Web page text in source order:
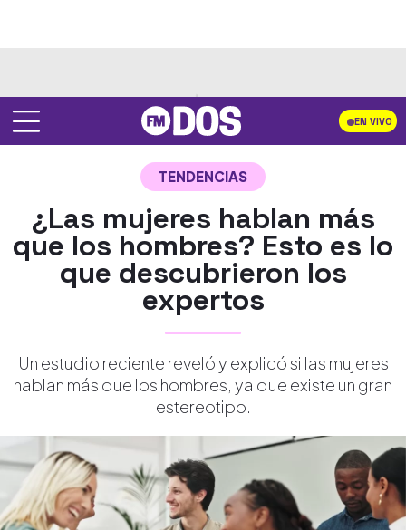
EN VIVO
TENDENCIAS
¿Las mujeres hablan más
que los hombres? Esto es lo
que descubrieron los
expertos
Un estudio reciente reveló y explicó si las mujeres
hablan más que los hombres, ya que existe un gran
estereotipo.